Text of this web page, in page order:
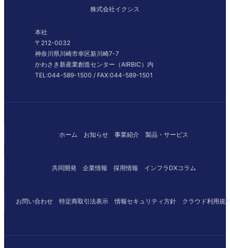
株式会社イクシス
本社
〒212-0032
神奈川県川崎市幸区新川崎7-7
かわさき新産業創造センター（AIRBIC）内
TEL:044-589-1500 / FAX:044-589-1501
ホーム お知らせ 事業紹介 製品・サービス
共同開発 企業情報 採用情報 インフラDXコラム
お問い合わせ 特定商取引法表示 情報セキュリティ方針 クラウド利用規